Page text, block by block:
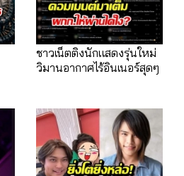
ชาวเน็ตติงนักแสดงรุ่นใหม่
วิมานอากาศไร้อินเนอร์สุดๆ